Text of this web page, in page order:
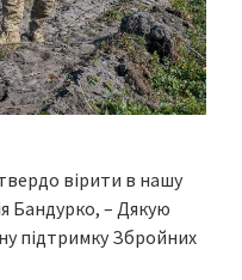
вірити в нашу
Бандурко, – Дякую
підтримку Збройних